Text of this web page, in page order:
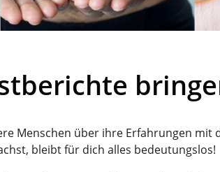
Menschen über ihre Erfahrungen
bleibt für dich alles bedeutungslos!